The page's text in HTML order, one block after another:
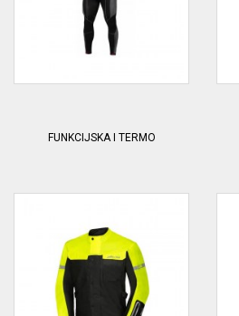
FUNKCIJSKA I TERMO